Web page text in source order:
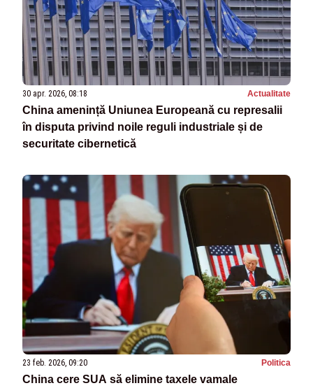
30 apr. 2026, 08:18 Actualitate
China amenință Uniunea Europeană cu represalii
în disputa privind noile reguli industriale și de
securitate cibernetică
23 feb. 2026, 09:20 Politica
China cere SUA să elimine taxele vamale